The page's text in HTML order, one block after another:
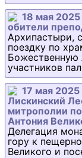
18 мая
обители
Архипастыри,
поездку по
Божественную
участников
17 мая
Лискинский
митрополии
Антония
Делегация
гору к
Великого и